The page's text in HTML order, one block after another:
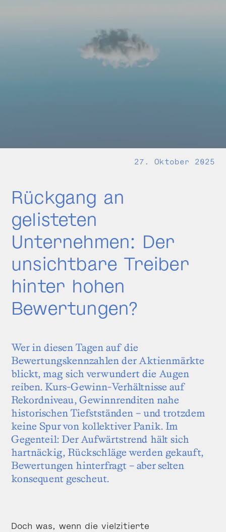
27. Oktober 2025
Rückgang an
gelisteten
Unternehmen: Der
unsichtbare Treiber
hinter hohen
Bewertungen?
Wer in diesen Tagen auf die
Bewertungskennzahlen der Aktienmärkte
blickt, mag sich verwundert die Augen
reiben. Kurs-Gewinn-Verhältnisse auf
Rekordniveau, Gewinnrenditen nahe
historischen Tiefstständen – und trotzdem
keine Spur von kollektiver Panik. Im
Gegenteil: Der Aufwärtstrend hält sich
hartnäckig, Rückschläge werden gekauft,
Bewertungen hinterfragt – aber selten
konsequent gescheut.
Doch was, wenn die vielzitierte